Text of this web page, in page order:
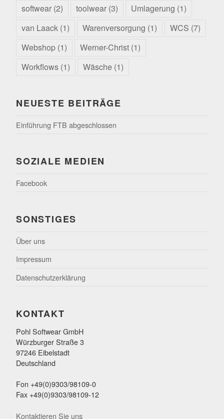
softwear (2) toolwear (3) Umlagerung (1)
van Laack (1) Warenversorgung (1) WCS (7)
Webshop (1) Werner-Christ (1)
Workflows (1) Wäsche (1)
NEUESTE BEITRÄGE
Einführung FTB abgeschlossen
SOZIALE MEDIEN
Facebook
SONSTIGES
Über uns
Impressum
Datenschutzerklärung
KONTAKT
Pohl Softwear GmbH
Würzburger Straße 3
97246 Eibelstadt
Deutschland
Fon +49(0)9303/98109-0
Fax +49(0)9303/98109-12
Kontaktieren Sie uns